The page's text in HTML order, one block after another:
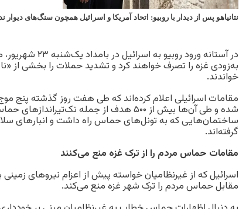
نتانیاهو پس از دیدار با روبیو: اتحاد آمریکا و اسرائیل همچون سنگ‌های دیوار
در آستانه ورود
به‌زودی غزه را تصرف خواهند کرد و تشدید حملات را بخشی از
خواندند.
مقامات اسرائیلی اعلام کرده‌اند که طی هفت روز گذشته پنج
شده و طی آن‌ها بیش از ۵۰۰ هدف از جمله
ساختمان‌هایی که به تونل‌های حماس راه داشت و انبارهای
گرفته‌اند.
مقامات حماس مردم را از ترک غزه منع می‌کنند
اسرائیل که از غیرنظامیان خواسته پیش از اعزام نیروهای
مقابل حماس مردم را ترک شهر غزه منع می‌کند.